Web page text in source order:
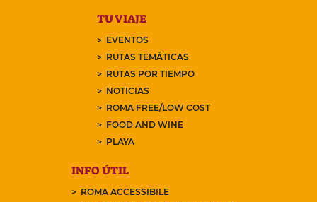
TU VIAJE
EVENTOS
RUTAS TEMÁTICAS
RUTAS POR TIEMPO
NOTICIAS
ROMA FREE/LOW COST
FOOD AND WINE
PLAYA
INFO ÚTIL
ROMA ACCESSIBILE